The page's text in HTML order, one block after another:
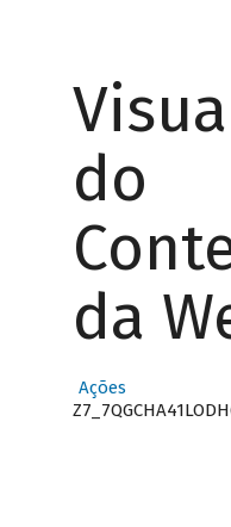
do
da
Ações